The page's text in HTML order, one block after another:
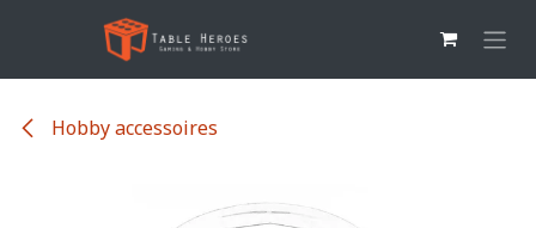
Overslaan naar inhoud
Hobby accessoires